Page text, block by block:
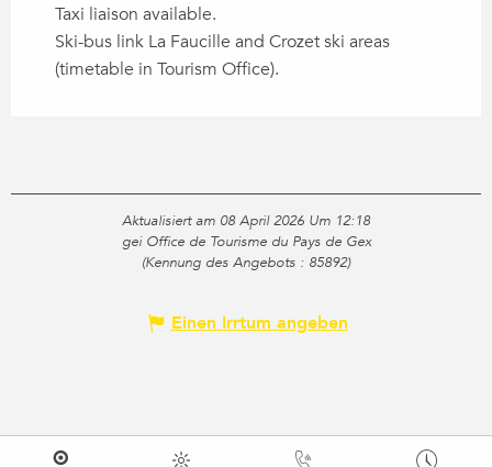
Taxi liaison available.
Ski-bus link La Faucille and Crozet ski areas
(timetable in Tourism Office).
Aktualisiert am 08 April 2026 Um 12:18
gei Office de Tourisme du Pays de Gex
(Kennung des Angebots : 85892)
Einen Irrtum angeben